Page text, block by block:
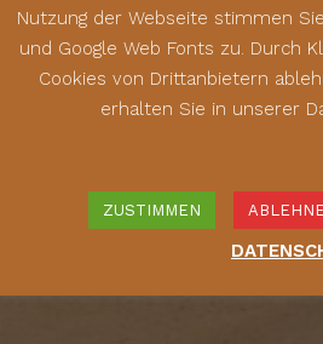
Nutzung der Webseite stimmen
und Google Web Fonts zu. Durch
Cookies von Drittanbietern
erhalten Sie in unserer
ZUSTIMMEN